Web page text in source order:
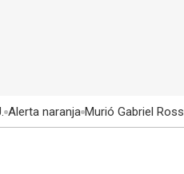
Alerta naranja Murió Gabriel